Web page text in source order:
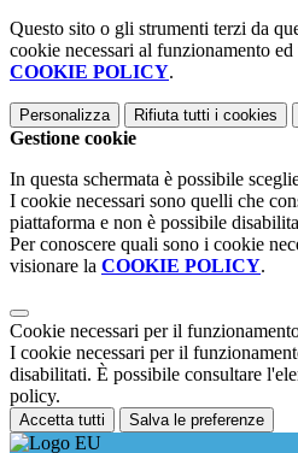
Questo sito o gli strumenti terzi da
cookie necessari al funzionamento
COOKIE POLICY.
Personalizza Rifiuta tutti i cookies
Gestione cookie
In questa schermata è possibile
I cookie necessari sono quelli che
piattaforma e non è possibile
Per conoscere quali sono i cookie
visionare la COOKIE POLICY.
Cookie necessari per il
I cookie necessari per il
disabilitati. È possibile consultare
policy.
Accetta tutti Salva le preferenze